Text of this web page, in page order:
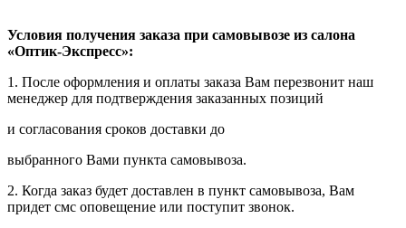
Условия получения заказа при самовывозе из салона
«Оптик-Экспресс»:
1. После оформления и оплаты заказа Вам перезвонит наш
менеджер для подтверждения заказанных позиций
и согласования сроков доставки до
выбранного Вами пункта самовывоза.
2. Когда заказ будет доставлен в пункт самовывоза, Вам
придет смс оповещение или поступит звонок.